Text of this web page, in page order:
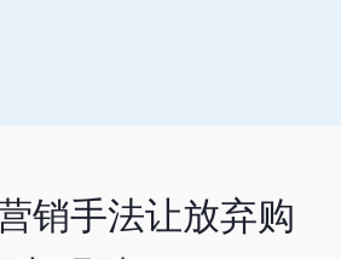
销手法让放弃购